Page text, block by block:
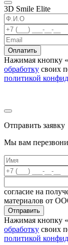
3D Smile Elite
Оплатить
Нажимая кнопку
обработку своих
политикой
Отправить заявку
Мы вам
согласие на
материалов от
Отправить
Нажимая кнопку
обработку своих
политикой